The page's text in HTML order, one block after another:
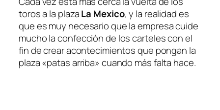
toros a la plazaLa Mexico, y la realidad es
que es muy necesario que la empresa cuide
mucho la confección de los carteles con el
fin de crear acontecimientos que pongan la
plaza «patas arriba» cuando más falta hace.